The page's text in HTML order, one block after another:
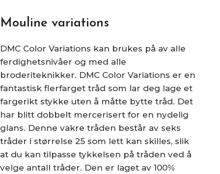
Mouline variations
DMC Color Variations kan brukes på av alle
ferdighetsnivåer og med alle
broderiteknikker. DMC Color Variations er en
fantastisk flerfarget tråd som lar deg lage et
fargerikt stykke uten å måtte bytte tråd. Det
har blitt dobbelt mercerisert for en nydelig
glans. Denne vakre tråden består av seks
tråder i størrelse 25 som lett kan skilles, slik
at du kan tilpasse tykkelsen på tråden ved å
velge antall tråder. Den er laget av 100%